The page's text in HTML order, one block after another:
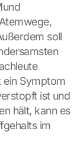
soll
ein Symptom
ist und
hält, kann es
im